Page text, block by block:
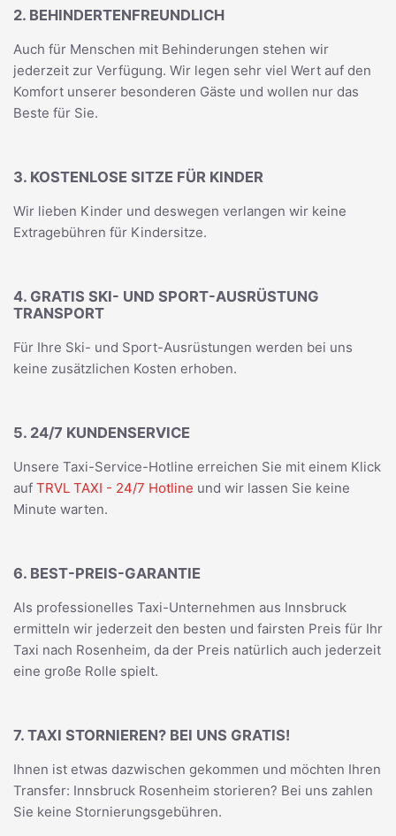
2. BEHINDERTENFREUNDLICH
Auch für Menschen mit Behinderungen stehen wir
jederzeit zur Verfügung. Wir legen sehr viel Wert auf den
Komfort unserer besonderen Gäste und wollen nur das
Beste für Sie.
3. KOSTENLOSE SITZE FÜR KINDER
Wir lieben Kinder und deswegen verlangen wir keine
Extragebühren für Kindersitze.
4. GRATIS SKI- UND SPORT-AUSRÜSTUNG
TRANSPORT
Für Ihre Ski- und Sport-Ausrüstungen werden bei uns
keine zusätzlichen Kosten erhoben.
5. 24/7 KUNDENSERVICE
Unsere Taxi-Service-Hotline erreichen Sie mit einem Klick
auf TRVL TAXI - 24/7 Hotline und wir lassen Sie keine
Minute warten.
6. BEST-PREIS-GARANTIE
Als professionelles Taxi-Unternehmen aus Innsbruck
ermitteln wir jederzeit den besten und fairsten Preis für Ihr
Taxi nach Rosenheim, da der Preis natürlich auch jederzeit
eine große Rolle spielt.
7. TAXI STORNIEREN? BEI UNS GRATIS!
Ihnen ist etwas dazwischen gekommen und möchten Ihren
Transfer: Innsbruck Rosenheim storieren? Bei uns zahlen
Sie keine Stornierungsgebühren.